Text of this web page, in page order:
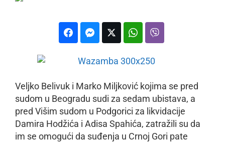
Veljko Belivuk i Marko Miljković kojima se pred
sudom u Beogradu sudi za sedam ubistava, a
pred Višim sudom u Podgorici za likvidacije
Damira Hodžića i Adisa Spahića, zatražili su da
im se omogući da suđenja u Crnoj Gori pate